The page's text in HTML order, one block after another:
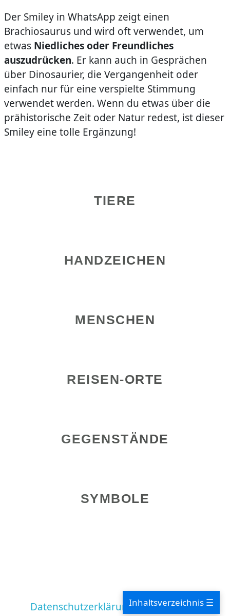
Der Smiley in WhatsApp zeigt einen
Brachiosaurus und wird oft verwendet, um
etwas Niedliches oder Freundliches
auszudrücken. Er kann auch in Gesprächen
über Dinosaurier, die Vergangenheit oder
einfach nur für eine verspielte Stimmung
verwendet werden. Wenn du etwas über die
prähistorische Zeit oder Natur redest, ist dieser
Smiley eine tolle Ergänzung!
TIERE
HANDZEICHEN
MENSCHEN
REISEN-ORTE
GEGENSTÄNDE
SYMBOLE
Datenschutzerklärung Impressum
Inhaltsverzeichnis ☰